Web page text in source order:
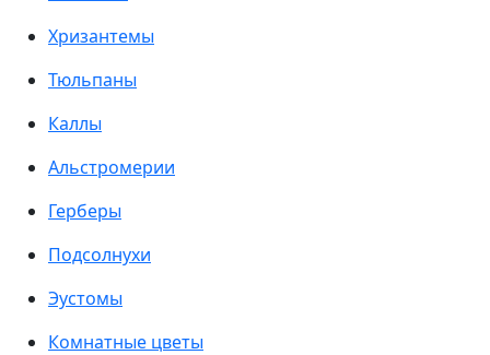
Хризантемы
Тюльпаны
Каллы
Альстромерии
Герберы
Подсолнухи
Эустомы
Комнатные цветы